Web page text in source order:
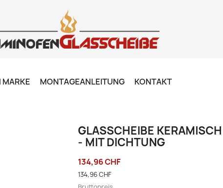
MONTAGEANLEITUNG KONTAKT
GLASSCHEIBE
- MIT DICHTUNG
134,96 CHF
134,96 CHF